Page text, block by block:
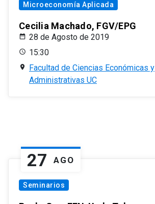
Microeconomía Aplicada
Cecilia Machado, FGV/EPG
28 de Agosto de 2019
15:30
Facultad de Ciencias Económicas y
Administrativas UC
27 AGO
Seminarios